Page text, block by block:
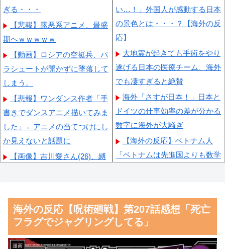
ぎる・・・
【悲報】露悪系アニメ、最盛
期へｗｗｗｗｗ
【動画】ロシアの空挺兵、パ
ラシュートが開かずに墜落して
しまう。
【悲報】ワンダンス作者「手
書きでダンスアニメ描いてみま
した」←アニメの当てつけにし
か見えないと話題に
【画像】吉川愛さん(26)、縛
【朗報】齋藤飛鳥、前屈みで
完全に見えてる動画が拡散され
てしまう…
磁気嵐、地球由来のイオンが
い…！」外国人が感動する日本
の景色とは・・・？【海外の反
応】
大地震が起きても手術をやり
遂げる日本の医療チーム、海外
でも凄すぎると絶賛
海外「さすが日本！」日本と
ドイツの仕事効率の差が分かる
数字に海外が大騒ぎ
【海外の反応】ベトナム人
「ベトナムは先進国よりも数学
海外10代「日本を好意的に見
ている？それとも否定的に見て
いる？投票結果がこちら」
韓国人「フランスの有力紙も
海外の反応【呪術廻戦】第207話感想「死亡
フラグでジャグリングしてる」
漫画